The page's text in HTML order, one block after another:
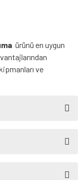
ürünü en uygun
ve